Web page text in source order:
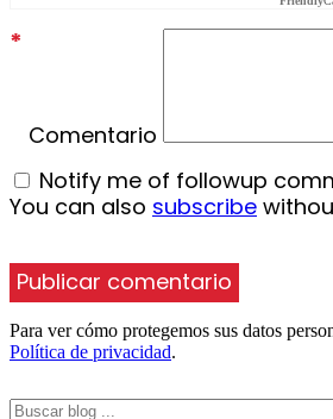
Comentario
*
Notify me of followup
You can also subscribe
Para ver cómo protegemos sus datos
Política de privacidad.